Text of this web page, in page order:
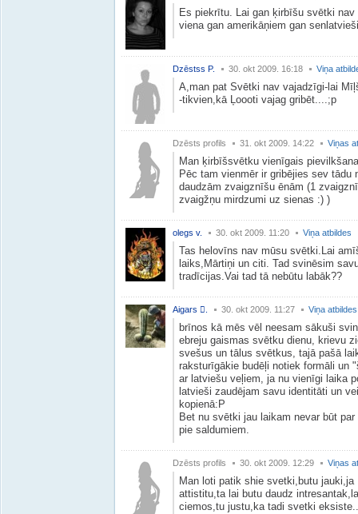
Es piekrītu. Lai gan ķirbīšu svētki
viena gan amerikāņiem gan
Dzēstss P. 30. okt 2009. 16:18 Viņa
A,man pat Svētki nav vajadzīgi-lai
-tikvien,kā Ļoooti vajag gribēt....;p
Dzēsts profils 31. okt 2009. 14:22 Viņas
Man ķirbīšsvētku vienīgais
Pēc tam vienmēr ir gribējies sev tādu
daudzām zvaigznīšu ēnām (1
zvaigžņu mirdzumi uz sienas :) )
olegs v. 30. okt 2009. 11:20 Viņa atbildes
Tas helovīns nav mūsu svētki.Lai
laiks,Mārtiņi un citi. Tad svinēsim
tradīcijas.Vai tad tā nebūtu labāk??
Aigars . 30. okt 2009. 11:27 Viņa atbildes
brīnos kā mēs vēl neesam sākuši
ebreju gaismas svētku dienu, krievu
svešus un tālus svētkus, tajā pašā
raksturīgākie budēļi notiek formāli un
ar latviešu veļiem, ja nu vienīgi laika
latvieši zaudējam savu identitāti un
kopienā:P
Bet nu svētki jau laikam nevar būt
pie saldumiem.
Dzēsts profils 30. okt 2009. 12:29 Viņas
Man loti patik shie svetki,butu
attistitu,ta lai butu daudz
ciemos,tu justu,ka tadi svetki